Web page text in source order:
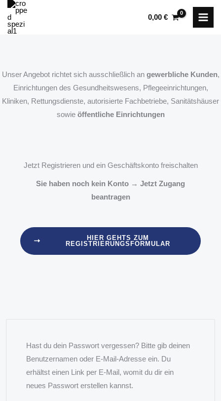
Zum
Inhalt
springen
0,00 €
Unser Angebot richtet sich ausschließlich an gewerbliche Kunden,
Einrichtungen des Gesundheitswesens, Pflegeeinrichtungen,
Kliniken, Rettungsdienste, autorisierte Fachbetriebe, Sanitätshäuser
sowie öffentliche Einrichtungen
Jetzt Registrieren und ein Geschäftskonto freischalten
Sie haben noch kein Konto → Jetzt Zugang
beantragen
HIER GEHTS ZUM
REGISTRIERUNGSFORMULAR
Hast du dein Passwort vergessen? Bitte gib deinen
Benutzernamen oder E-Mail-Adresse ein. Du
erhältst einen Link per E-Mail, womit du dir ein
neues Passwort erstellen kannst.